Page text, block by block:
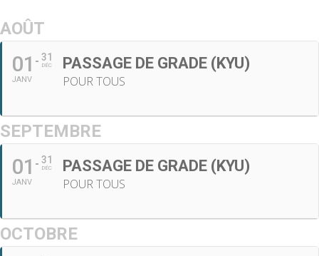
AOÛT
01
JANV
31
DÉC PASSAGE DE GRADE (KYU)
POUR TOUS
SEPTEMBRE
01
JANV
31
DÉC PASSAGE DE GRADE (KYU)
POUR TOUS
OCTOBRE